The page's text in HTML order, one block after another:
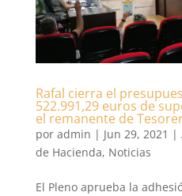
Rafal cierra el
522.991,29 euros de
el remanente de
por admin | Jun 29, 2021 |
de Hacienda, Noticias
El Pleno aprueba la